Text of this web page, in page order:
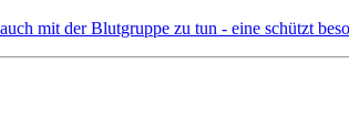
mit der Blutgruppe zu tun - eine schützt